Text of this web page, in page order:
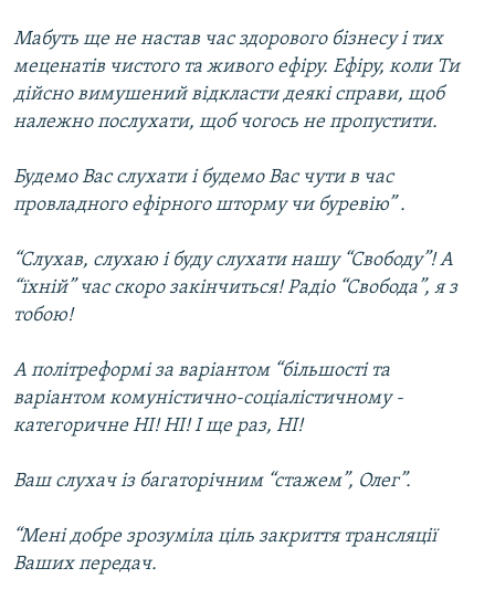
Мабуть ще не настав час здорового бізнесу і тих
меценатів чистого та живого ефіру. Ефіру, коли Ти
дійсно вимушений відкласти деякі справи, щоб
належно послухати, щоб чогось не пропустити.
Будемо Вас слухати і будемо Вас чути в час
провладного ефірного шторму чи буревію” .
“Слухав, слухаю і буду слухати нашу “Свободу”! А
“їхній” час скоро закінчиться! Радіо “Свобода”, я з
тобою!
А політреформі за варіантом “більшості та
варіантом комуністично-соціалістичному -
категоричне НІ! НІ! І ще раз, НІ!
Ваш слухач із багаторічним “стажем”, Олег”.
“Мені добре зрозуміла ціль закриття трансляції
Ваших передач.